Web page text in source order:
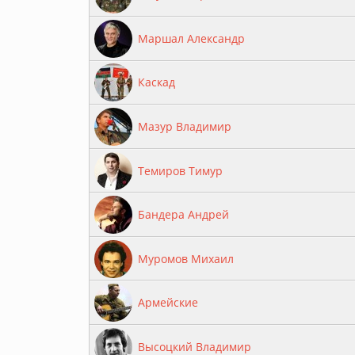
Маршал Александр
Каскад
Мазур Владимир
Темиров Тимур
Бандера Андрей
Муромов Михаил
Армейские
Высоцкий Владимир